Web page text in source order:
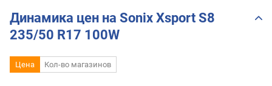
Динамика цен на Sonix Xsport S8
235/50 R17 100W
Цена Кол-во магазинов